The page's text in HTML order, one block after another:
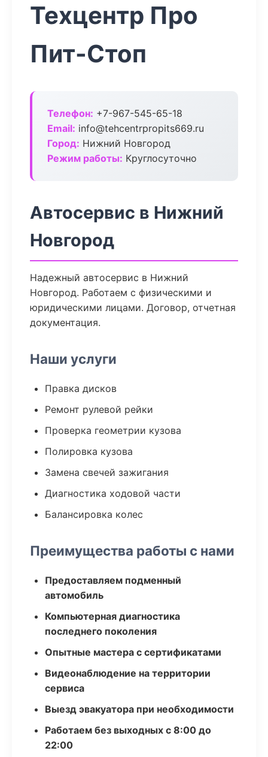
Техцентр Про
Пит-Стоп
Телефон: +7-967-545-65-18
Email: info@tehcentrpropits669.ru
Город: Нижний Новгород
Режим работы: Круглосуточно
Автосервис в Нижний
Новгород
Надежный автосервис в Нижний
Новгород. Работаем с физическими и
юридическими лицами. Договор, отчетная
документация.
Наши услуги
Правка дисков
Ремонт рулевой рейки
Проверка геометрии кузова
Полировка кузова
Замена свечей зажигания
Диагностика ходовой части
Балансировка колес
Преимущества работы с нами
Предоставляем подменный
автомобиль
Компьютерная диагностика
последнего поколения
Опытные мастера с сертификатами
Видеонаблюдение на территории
сервиса
Выезд эвакуатора при необходимости
Работаем без выходных с 8:00 до
22:00